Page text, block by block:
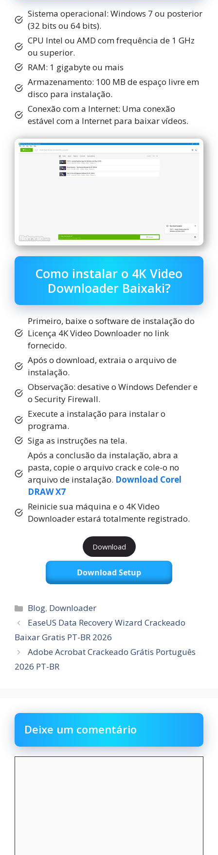
Sistema operacional: Windows 7 ou posterior
(32 bits ou 64 bits).
CPU Intel ou AMD com frequência de 1 GHz
ou superior.
RAM: 1 gigabyte ou mais
Armazenamento: 100 MB de espaço livre em
disco para instalação.
Conexão com a Internet: Uma conexão
estável com a Internet para baixar vídeos.
Como instalar o 4K Video
Downloader Baixaki?
Primeiro, baixe o software de instalação do
Licença 4K Video Downloader no link
fornecido.
Após o download, extraia o arquivo de
instalação.
Observação: desative o Windows Defender e
o Security Firewall.
Execute a instalação para instalar o
programa.
Siga as instruções na tela.
Após a conclusão da instalação, abra a
pasta, copie o arquivo crack e cole-o no
arquivo de instalação. Download Corel
DRAW X7
Reinicie sua máquina e o 4K Video
Downloader estará totalmente registrado.
Download
Download Setup
Categorias
Blog, Downloader
EaseUS Data Recovery Wizard Crackeado
Baixar Gratis PT-BR 2026
Adobe Acrobat Crackeado Grátis Português
2026 PT-BR
Deixe um comentário